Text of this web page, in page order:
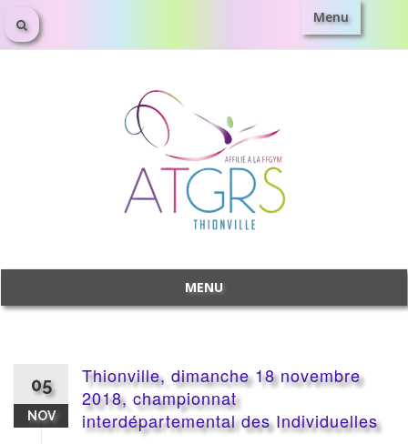
Menu
Aller
MENU
Aller
05
NOV
Thionville, dimanche 18 novembre
2018, championnat
interdépartemental des Individuelles